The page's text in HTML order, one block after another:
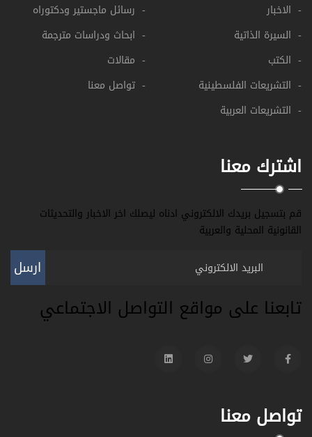
- الاخبار
- السيرة الذاتية
- الكتب
- التشريعات الفلسطينية
- التشريعات العربية
- رسائل ماجستير ودكتوراه
- ابحاث ودراسات مترجمة
- مقالات
- تواصل معنا
اشترك معنا
قم بتسجيل بريدك الالكتروني ادناه ليصلك اخر الاخبار والتحديثات
القانونية المحلية والعربية
ارسل
تابعنا على مواقع التواصل الاجتماعي
تواصل معنا